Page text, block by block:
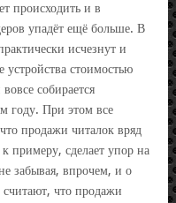
происходить и в
упадёт ещё больше. В
исчезнут и
устройства стоимостью
собирается
году. При этом все
продажи читалок вряд
примеру, сделает упор на
забывая, впрочем, и о
что продажи